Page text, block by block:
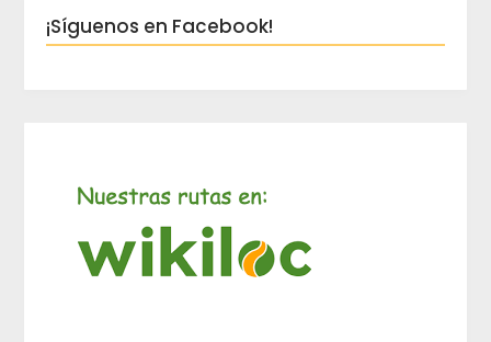
¡Síguenos en Facebook!